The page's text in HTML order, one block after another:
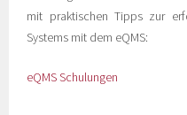
mit praktischen Tipps zur
Systems mit dem eQMS:
eQMS Schulungen